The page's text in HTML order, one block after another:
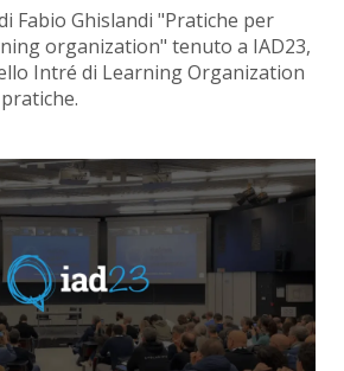
Fabio Ghislandi "Pratiche per
organization" tenuto a IAD23,
Intré di Learning Organization